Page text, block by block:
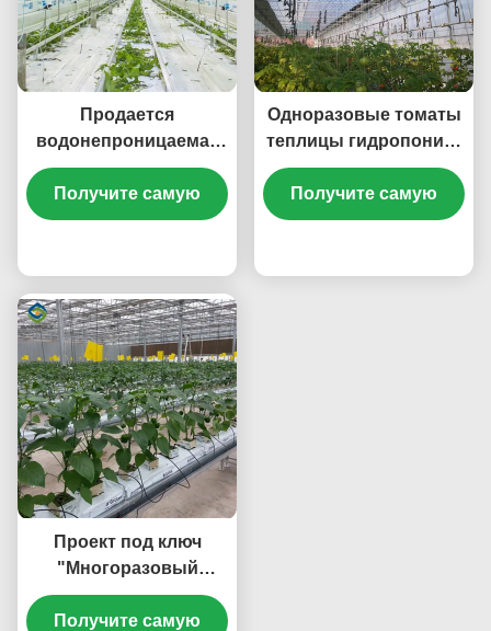
Продается
водонепроницаемая
комнатная томатная
теплица с
гидропонной
Получите самую
Одноразовые томаты
теплицы гидропоника
выращивание
больших стеклянных
теплиц
Получите самую
Проект под ключ
"Многоразовый
коммерческий
гидропонический
Получите самую